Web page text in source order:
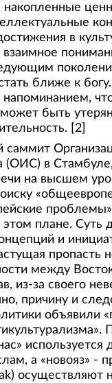
накопленные
в
ближе к
напоминанием,
быть
[2]
саммит
(ОИС) в
на высшем
проблемы»
этом плане. Суть
и
пропасть
между
из-за своего
причину и
объявили
используется
а «новояз» -
осуществляют